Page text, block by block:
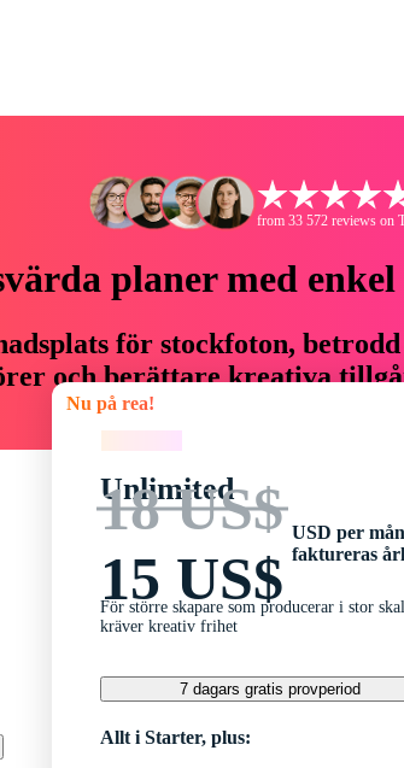
from 33 572 reviews on
planer med
för stockfoton,
och berättare kreativa
Nu på rea!
Unlimited
18 US$
15 US$
USD per
faktureras
För större skapare som producerar i stor
kräver kreativ frihet
7 dagars gratis provperiod
Allt i Starter, plus: